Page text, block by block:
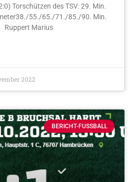
Torschützen des TSV: 29. Min.
55./65./71./85./90. Min.
Marius
2022
BERICHT-FUSSBALL